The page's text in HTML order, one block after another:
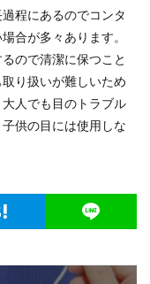
程にあるのでコンタ
合が多々あります。
ので清潔に保つこと
り扱いが難しいため
人でも目のトラブル
供の目には使用しな